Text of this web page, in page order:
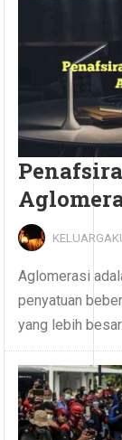
Aglomerasi
penyatuan
yang lebih